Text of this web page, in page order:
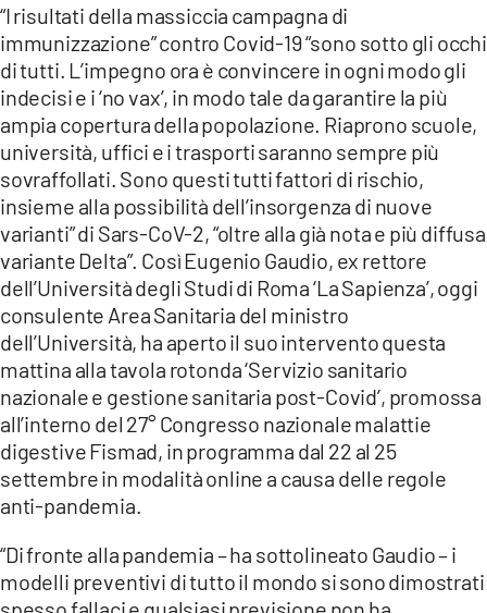
COSENZACHANNEL.IT
ILVIBONESE.IT
CATANZAROCHANNEL.IT
LACAPITALENEWS.IT
App
ANDROID
APPLE
“I risultati della massiccia campagna di
immunizzazione” contro Covid-19 “sono sotto gli occhi
di tutti. L’impegno ora è convincere in ogni modo gli
indecisi e i ‘no vax’, in modo tale da garantire la più
ampia copertura della popolazione. Riaprono scuole,
università, uffici e i trasporti saranno sempre più
sovraffollati. Sono questi tutti fattori di rischio,
insieme alla possibilità dell’insorgenza di nuove
varianti” di Sars-CoV-2, “oltre alla già nota e più diffusa
variante Delta”. Così Eugenio Gaudio, ex rettore
dell’Università degli Studi di Roma ‘La Sapienza’, oggi
consulente Area Sanitaria del ministro
dell’Università, ha aperto il suo intervento questa
mattina alla tavola rotonda ‘Servizio sanitario
nazionale e gestione sanitaria post-Covid’, promossa
all’interno del 27° Congresso nazionale malattie
digestive Fismad, in programma dal 22 al 25
settembre in modalità online a causa delle regole
anti-pandemia.
“Di fronte alla pandemia – ha sottolineato Gaudio – i
modelli preventivi di tutto il mondo si sono dimostrati